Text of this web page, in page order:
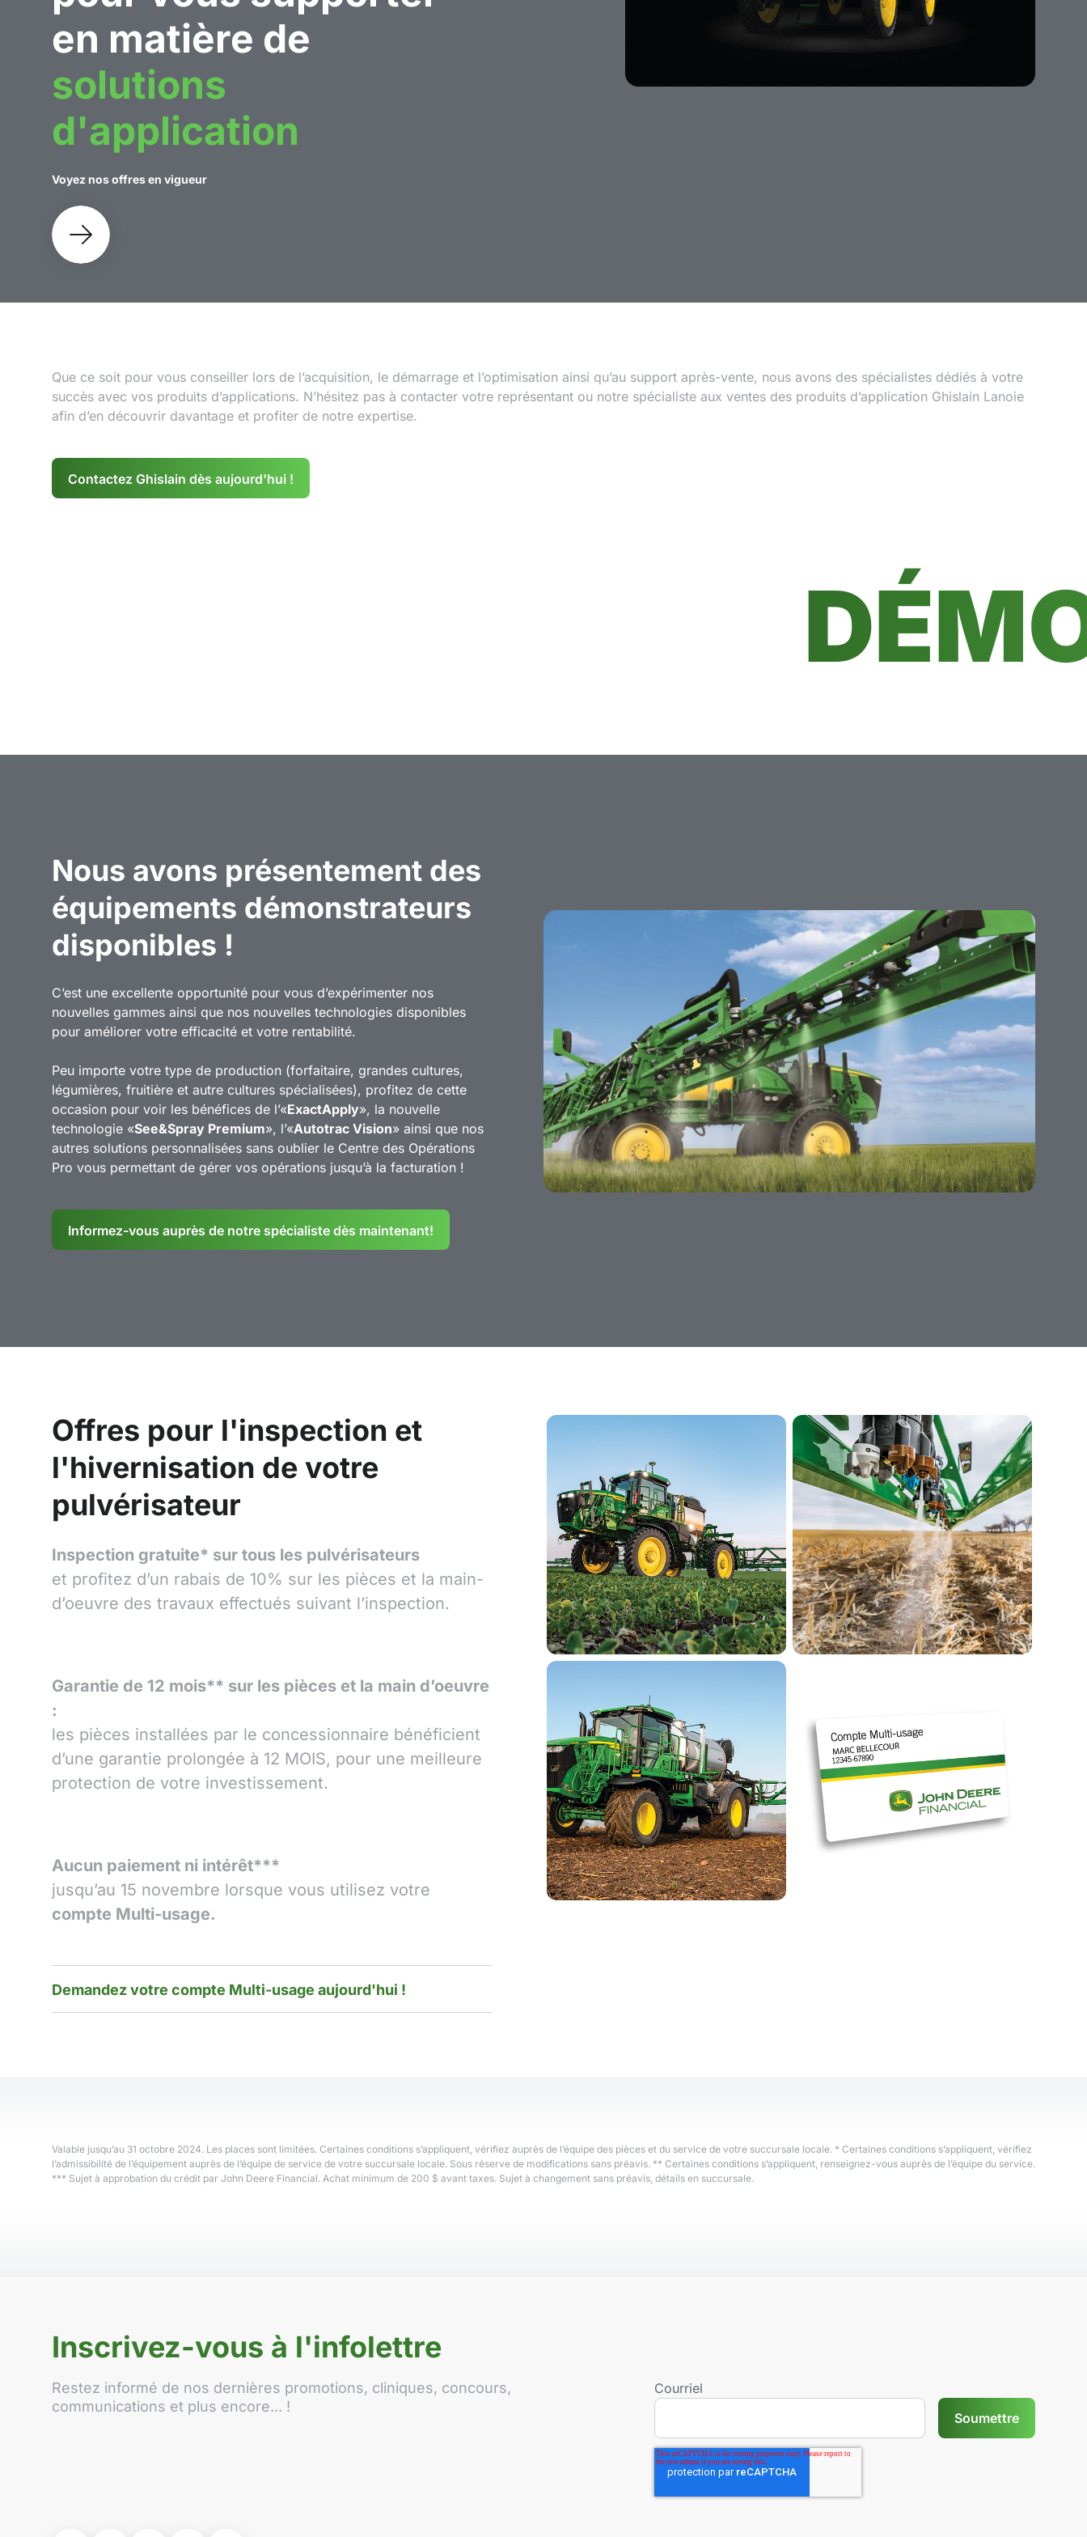
en matière de
solutions
d'application
Voyez nos offres en vigueur
Que ce soit pour vous conseiller lors de l’acquisition, le démarrage et l’optimisation ainsi qu’au support après-vente, nous avons des spécialistes dédiés à votre
succès avec vos produits d’applications. N’hésitez pas à contacter votre représentant ou notre spécialiste aux ventes des produits d’application Ghislain Lanoie
afin d’en découvrir davantage et profiter de notre expertise.
Contactez Ghislain dès aujourd'hui !
Nous avons présentement des
équipements démonstrateurs
disponibles !
C’est une excellente opportunité pour vous d’expérimenter nos
nouvelles gammes ainsi que nos nouvelles technologies disponibles
pour améliorer votre efficacité et votre rentabilité.
Peu importe votre type de production (forfaitaire, grandes cultures,
légumières, fruitière et autre cultures spécialisées), profitez de cette
occasion pour voir les bénéfices de l’«ExactApply», la nouvelle
technologie «See&Spray Premium», l’«Autotrac Vision» ainsi que nos
autres solutions personnalisées sans oublier le Centre des Opérations
Pro vous permettant de gérer vos opérations jusqu’à la facturation !
Informez-vous auprès de notre spécialiste dès maintenant!
Offres pour l'inspection et
l'hivernisation de votre
pulvérisateur
Inspection gratuite* sur tous les pulvérisateurs
et profitez d’un rabais de 10% sur les pièces et la main-
d’oeuvre des travaux effectués suivant l’inspection.
Garantie de 12 mois** sur les pièces et la main d’oeuvre
:
les pièces installées par le concessionnaire bénéficient
d’une garantie prolongée à 12 MOIS, pour une meilleure
protection de votre investissement.
Aucun paiement ni intérêt***
jusqu’au 15 novembre lorsque vous utilisez votre
compte Multi-usage.
Demandez votre compte Multi-usage aujourd'hui !
Valable jusqu’au 31 octobre 2024. Les places sont limitées. Certaines conditions s’appliquent, vérifiez auprès de l’équipe des pièces et du service de votre succursale locale. * Certaines conditions s’appliquent, vérifiez
l’admissibilité de l’équipement auprès de l’équipe de service de votre succursale locale. Sous réserve de modifications sans préavis. ** Certaines conditions s’appliquent, renseignez-vous auprès de l’équipe du service.
*** Sujet à approbation du crédit par John Deere Financial. Achat minimum de 200 $ avant taxes. Sujet à changement sans préavis, détails en succursale.
Inscrivez-vous à l'infolettre
Restez informé de nos dernières promotions, cliniques, concours,
communications et plus encore... !
Courriel